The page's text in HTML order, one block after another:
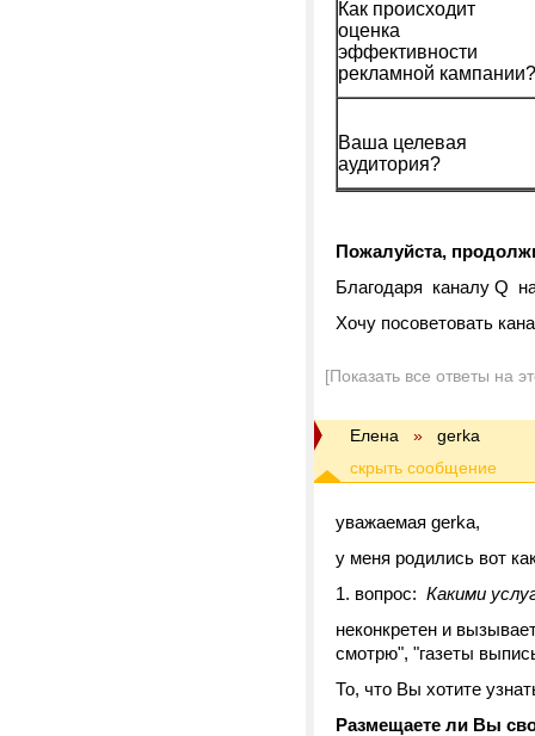
Как происходит
оценка
эффективности
рекламной кампании?
Ваша целевая
аудитория?
Пожалуйста,
Благодаря каналу Q
Хочу посоветовать
[Показать все ответы на
Елена » gerka
уважаемая gerka,
у меня родились вот
1. вопрос: Какими
неконкретен и
смотрю", "газеты
То, что Вы хотите
Размещаете ли Вы